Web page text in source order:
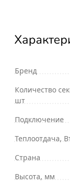
Бренд
Количество
шт
Подключение
Теплоотдача,
Страна
Высота, мм